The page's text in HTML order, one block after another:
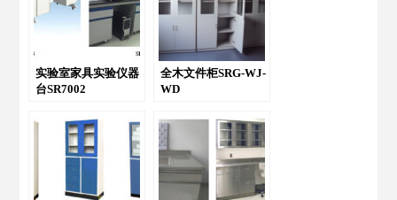
实验室家具实验仪器
台SR7002
全木文件柜SRG-WJ-
WD